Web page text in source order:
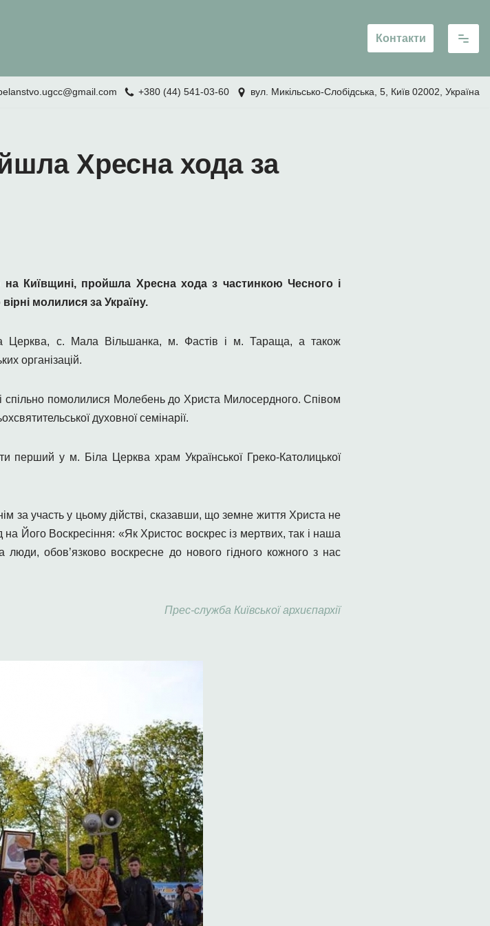
Контакти
+380 (44) 541-03-60 вул. Микільсько-Слобідська, 5, Київ 02002, Україна
Хресна хода за
Київщині, пройшла Хресна хода з частинкою Чесного і
молилися за Україну.
Церква, с. Мала Вільшанка, м. Фастів і м. Тараща, а також
організацій.
спільно помолилися Молебень до Христа Милосердного. Співом
духовної семінарії.
перший у м. Біла Церква храм Української Греко-Католицької
за участь у цьому дійстві, сказавши, що земне життя Христа не
на Його Воскресіння: «Як Христос воскрес із мертвих, так і наша
люди, обов’язково воскресне до нового гідного кожного з нас
Прес-служба Київської архиєпархії